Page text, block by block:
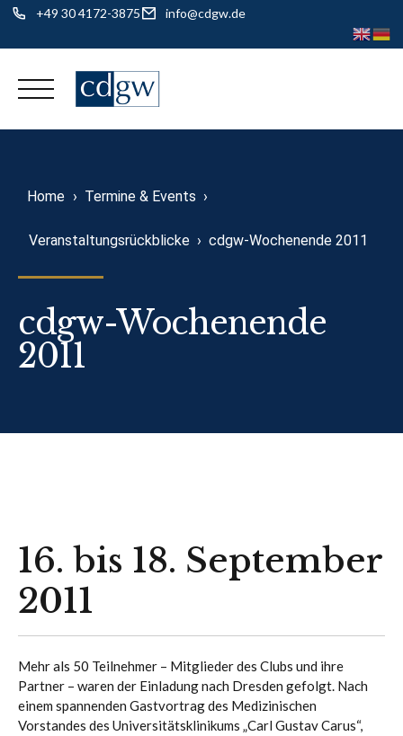
+49 30 4172-3875 info@cdgw.de
Skip
Home › Termine & Events ›
Veranstaltungsrückblicke › cdgw-Wochenende 2011
cdgw-Wochenende
2011
16. bis 18. September
2011
Mehr als 50 Teilnehmer – Mitglieder des Clubs und ihre
Partner – waren der Einladung nach Dresden gefolgt. Nach
einem spannenden Gastvortrag des Medizinischen
Vorstandes des Universitätsklinikums „Carl Gustav Carus“,